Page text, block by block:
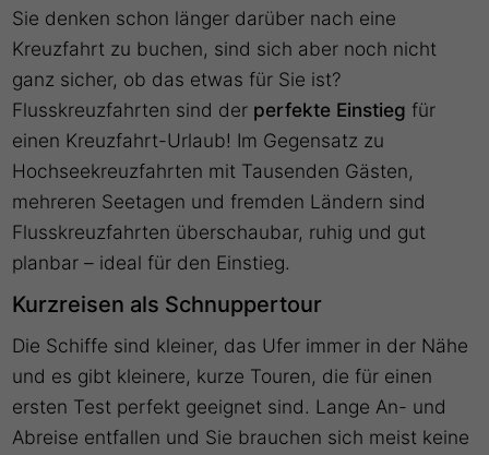
Sie denken schon länger darüber nach eine
Kreuzfahrt zu buchen, sind sich aber noch nicht
ganz sicher, ob das etwas für Sie ist?
Flusskreuzfahrten sind der perfekte Einstieg für
einen Kreuzfahrt-Urlaub! Im Gegensatz zu
Hochseekreuzfahrten mit Tausenden Gästen,
mehreren Seetagen und fremden Ländern sind
Flusskreuzfahrten überschaubar, ruhig und gut
planbar – ideal für den Einstieg.
Kurzreisen als Schnuppertour
Die Schiffe sind kleiner, das Ufer immer in der Nähe
und es gibt kleinere, kurze Touren, die für einen
ersten Test perfekt geeignet sind. Lange An- und
Abreise entfallen und Sie brauchen sich meist keine